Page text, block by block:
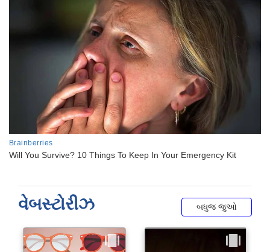
વેબસ્ટોરીઝ બધુજ જુઓ